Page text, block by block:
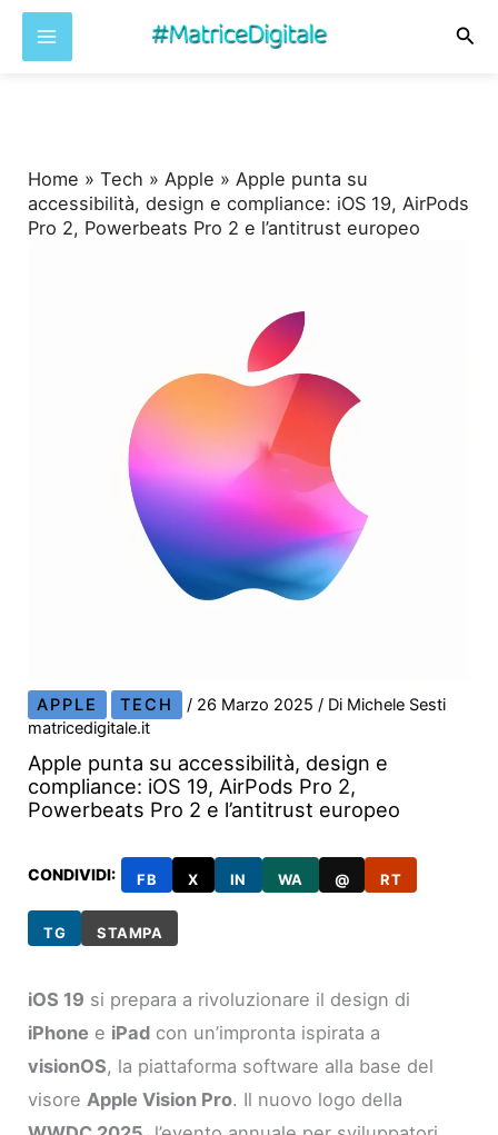
Home »Tech »Apple »Apple punta su
accessibilità, design e compliance: iOS 19, AirPods
Pro 2, Powerbeats Pro 2 e l’antitrust europeo
APPLE TECH / 26 Marzo 2025/ Di Michele Sesti
matricedigitale.it
Apple punta su accessibilità, design e
compliance: iOS 19, AirPods Pro 2,
Powerbeats Pro 2 e l’antitrust europeo
CONDIVIDI: FB X IN WA @ RT
TG STAMPA
iOS 19 si prepara a rivoluzionare il design di
iPhone e iPad con un’impronta ispirata a
visionOS, la piattaforma software alla base del
visore Apple Vision Pro. Il nuovo logo della